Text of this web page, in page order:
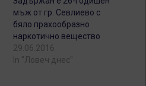
мъж от гр. Севлиево с
бяло прахообразно
наркотично вещество
29.06.2016
In "Ловеч днес"